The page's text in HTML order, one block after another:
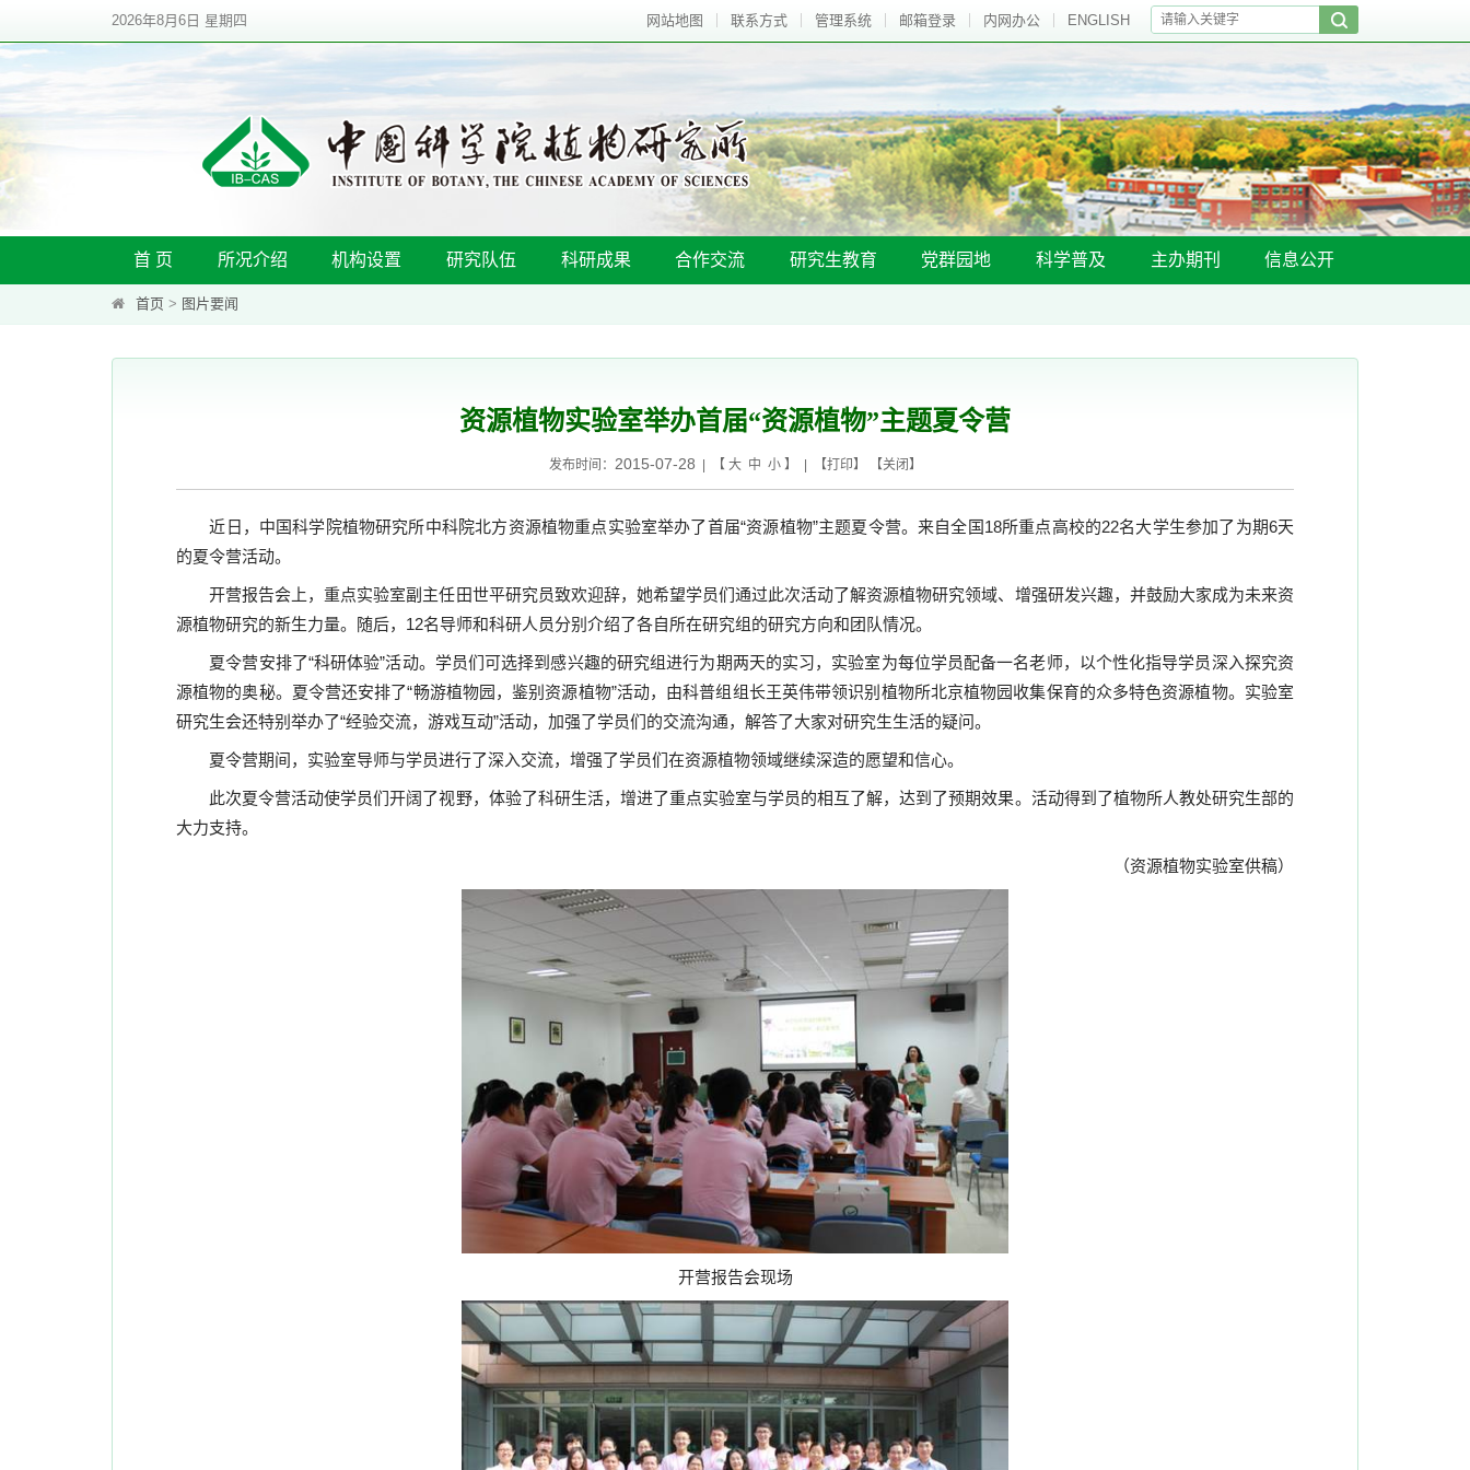
2026年8月6日 星期四 网站地图 联系方式 管理系统 邮箱登录 内网办公 ENGLISH
首 页 所况介绍 机构设置 研究队伍 科研成果 合作交流 研究生教育 党群园地 科学普及 主办期刊 信息公开
首页 > 图片要闻
资源植物实验室举办首届“资源植物”主题夏令营
发布时间： 2015-07-28 | 【 大 中 小】 | 【打印】 【关闭 】
近日，中国科学院植物研究所中科院北方资源植物重点实验室举办了首届“资源植物”主题夏令营。来自全国18所重点高校的22名大学生参加了为期6天
的夏令营活动。
开营报告会上，重点实验室副主任田世平研究员致欢迎辞，她希望学员们通过此次活动了解资源植物研究领域、增强研发兴趣，并鼓励大家成为未来资
源植物研究的新生力量。随后， 12名导师和科研人员分别介绍了各自所在研究组的研究方向和团队情况。
夏令营安排了“科研体验”活动。学员们可选择到感兴趣的研究组进行为期两天的实习，实验室为每位学员配备一名老师，以个性化指导学员深入探究资
源植物的奥秘。夏令营还安排了“畅游植物园，鉴别资源植物”活动，由科普组组长王英伟带领识别植物所北京植物园收集保育的众多特色资源植物。实验室
研究生会还特别举办了“经验交流，游戏互动”活动，加强了学员们的交流沟通，解答了大家对研究生生活的疑问。
夏令营期间，实验室导师与学员进行了深入交流，增强了学员们在资源植物领域继续深造的愿望和信心。
此次夏令营活动使学员们开阔了视野，体验了科研生活，增进了重点实验室与学员的相互了解，达到了预期效果。活动得到了植物所人教处研究生部的
大力支持。
（资源植物实验室供稿）
开营报告会现场